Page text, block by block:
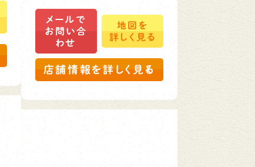
メールで
お問い合
わせ
地図を
詳しく見る
店舗情報を詳しく見る